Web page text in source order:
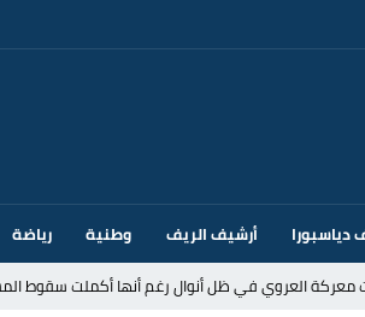
دياسبورا أرشيف الريف وطنية رياضة
معركة العروي في ظل أنوال رغم أنها أكملت سقوط